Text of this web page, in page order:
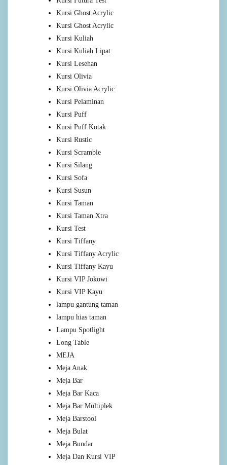
Kursi Ghost Acrylic
Kursi Ghost Acrylic
Kursi Kuliah
Kursi Kuliah Lipat
Kursi Lesehan
Kursi Olivia
Kursi Olivia Acrylic
Kursi Pelaminan
Kursi Puff
Kursi Puff Kotak
Kursi Rustic
Kursi Scramble
Kursi Silang
Kursi Sofa
Kursi Susun
Kursi Taman
Kursi Taman Xtra
Kursi Test
Kursi Tiffany
Kursi Tiffany Acrylic
Kursi Tiffany Kayu
Kursi VIP Jokowi
Kursi VIP Kayu
lampu gantung taman
lampu hias taman
Lampu Spotlight
Long Table
MEJA
Meja Anak
Meja Bar
Meja Bar Kaca
Meja Bar Multiplek
Meja Barstool
Meja Bulat
Meja Bundar
Meja Dan Kursi VIP